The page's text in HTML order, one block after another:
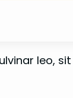
leo,